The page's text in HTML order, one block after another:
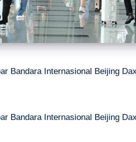
Bandara Internasional Beijing
Bandara Internasional Beijing